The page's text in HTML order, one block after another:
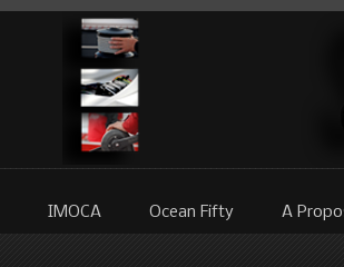
IMOCA Ocean Fifty A